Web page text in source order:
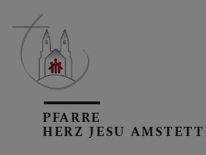
PFARRTEAM
PFARRE
HERZ JESU